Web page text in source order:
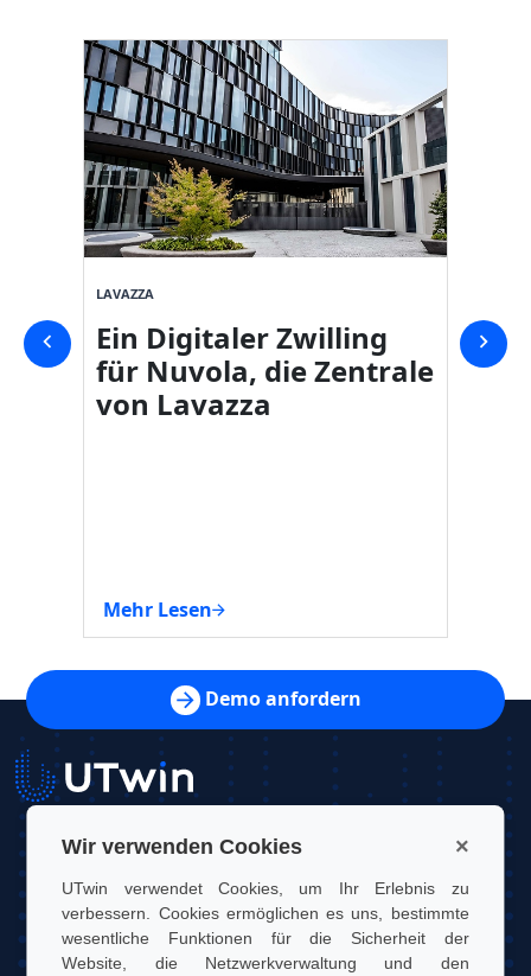
Wir verwenden Cookies ×
UTwin verwendet Cookies, um Ihr Erlebnis zu
verbessern. Cookies ermöglichen es uns, bestimmte
wesentliche Funktionen für die Sicherheit der
Website, die Netzwerkverwaltung und den
LAVAZZA
Ein Digitaler Zwilling
für Nuvola, die Zentrale
von Lavazza
Mehr Lesen
Demo anfordern
Kontakt: info@utwin.it
MwSt.: 12255450012